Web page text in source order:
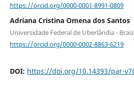
https://orcid.org/0000-0001-8991-0809
Adriana Cristina Omena dos Santos
Universidade Federal de Uberlândia -
https://orcid.org/0000-0002-8863-6219
DOI: https://doi.org/10.14393/par-